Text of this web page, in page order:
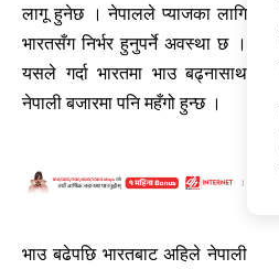
लागू हुनेछ । नेपालले प्याजका लागि
भारतसँग निर्भर हुनुपर्ने अवस्था छ ।
यसले गर्दा भारतमा भाउ बढ्नासाथ
नेपाली बजारमा पनि महँगो हुन्छ ।
भाउ बढेपछि भारतबाट अहिले नेपाली